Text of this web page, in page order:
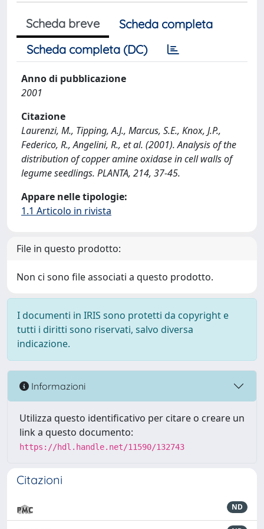
Scheda breve
Scheda completa
Scheda completa (DC)
Anno di pubblicazione
2001
Citazione
Laurenzi, M., Tipping, A.J., Marcus, S.E., Knox, J.P.,
Federico, R., Angelini, R., et al. (2001). Analysis of the
distribution of copper amine oxidase in cell walls of
legume seedlings. PLANTA, 214, 37-45.
Appare nelle tipologie:
1.1 Articolo in rivista
File in questo prodotto:
Non ci sono file associati a questo prodotto.
I documenti in IRIS sono protetti da copyright e
tutti i diritti sono riservati, salvo diversa
indicazione.
Informazioni
Utilizza questo identificativo per citare o creare un
link a questo documento:
https://hdl.handle.net/11590/132743
Citazioni
ND